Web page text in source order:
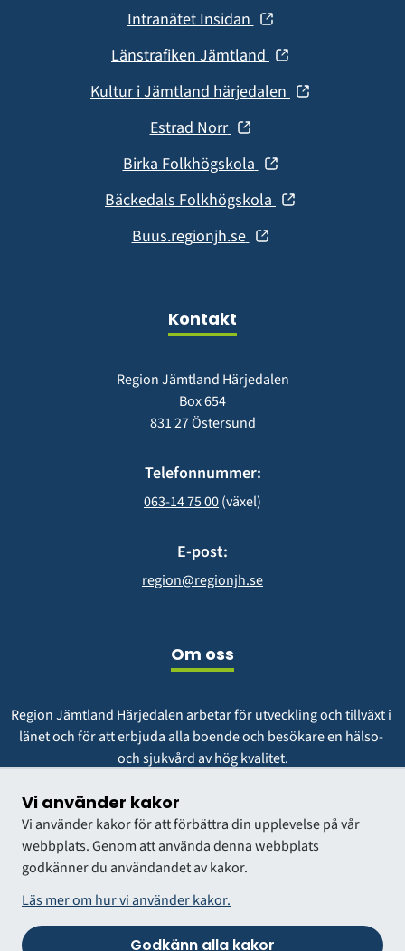
Vi använder kakor
Vi använder kakor för att förbättra din upplevelse på vår
webbplats. Genom att använda denna webbplats
godkänner du användandet av kakor.
Läs mer om hur vi använder kakor.
Godkänn alla kakor
nytt
fönster)
Intranätet Insidan (öppnas
nytt
fönster)
Länstrafiken Jämtland (öppnas
nytt
Kultur i Jämtland härjedalen (öppnas
Estrad Norr (öppnas
nytt
fönster)
Birka Folkhögskola (öppnas
nytt
fönster)
Bäckedals Folkhögskola (öppnas
Buus.regionjh.se (öppnas
Kontakt
Region Jämtland Härjedalen
Box 654
831 27 Östersund
Telefonnummer:
063-14 75 00 (växel)
E-post:
region@regionjh.se
Om oss
Region Jämtland Härjedalen arbetar för utveckling och tillväxt i
länet och för att erbjuda alla boende och besökare en hälso-
och sjukvård av hög kvalitet.
Vår vision är att vara en region att längta till och växa i.